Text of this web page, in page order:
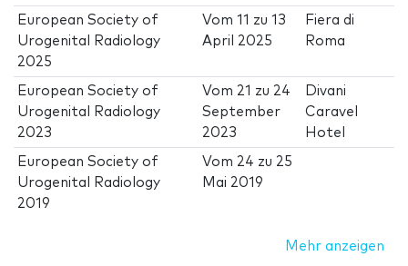
European Society of
Urogenital Radiology
2025
Vom11 zu13
April 2025
Fiera di
Roma
European Society of
Urogenital Radiology
2023
Vom 21 zu 24
September
2023
Divani
Caravel
Hotel
European Society of
Urogenital Radiology
2019
Vom 24 zu 25
Mai 2019
Mehr anzeigen